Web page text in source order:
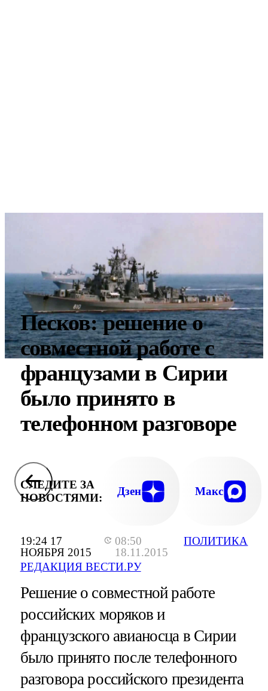
19:24 17
НОЯБРЯ 2015
08:50
18.11.2015
РЕДАКЦИЯ ВЕСТИ.РУ
ПОЛИТИКА
Песков: решение о
совместной работе с
французами в Сирии
было принято в
телефонном разговоре
СЛЕДИТЕ ЗА
НОВОСТЯМИ:
Дзен Макс
Решение о совместной работе
российских моряков и
французского авианосца в Сирии
было принято после телефонного
разговора российского президента